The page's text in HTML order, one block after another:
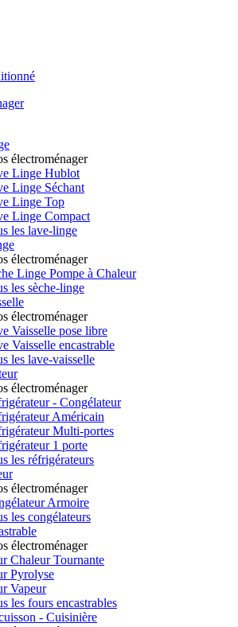
électroménager
Linge Hublot
Linge Séchant
Linge Top
Linge Compact
les lave-linge
électroménager
Linge Pompe à Chaleur
les sèche-linge
électroménager
Vaisselle pose libre
Vaisselle encastrable
les lave-vaisselle
électroménager
- Congélateur
Américain
Multi-portes
1 porte
les réfrigérateurs
électroménager
Armoire
les congélateurs
électroménager
Chaleur Tournante
Pyrolyse
Vapeur
les fours encastrables
- Cuisinière